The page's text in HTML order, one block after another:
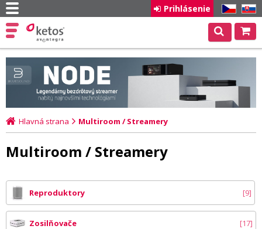
CZ SK
Prihlásenie
Hlavná strana Multiroom / Streamery
Multiroom / Streamery
Reproduktory 9
Zosilňovače 17